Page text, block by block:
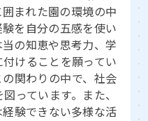
まれた園の環境の中
を自分の五感を使い
の知恵や思考力、学
けることを願ってい
関わりの中で、社会
っています。また、
験できない多様な活